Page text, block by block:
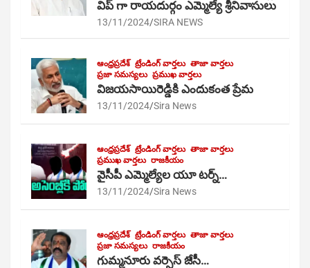
విప్ గా రాయదుర్గం ఎమ్మెల్యే శ్రీనివాసులు
13/11/2024 SIRA NEWS
ఆంధ్రప్రదేశ్ ట్రేండింగ్ వార్తలు తాజా వార్తలు
ప్రజా సమస్యలు ప్రముఖ వార్తలు
విజయసాయిరెడ్డికి ఎందుకంత ప్రేమ
13/11/2024 Sira News
ఆంధ్రప్రదేశ్ ట్రేండింగ్ వార్తలు తాజా వార్తలు
ప్రముఖ వార్తలు రాజకీయం
వైసీపీ ఎమ్మెల్యేల యూ టర్న్…
13/11/2024 Sira News
ఆంధ్రప్రదేశ్ ట్రేండింగ్ వార్తలు తాజా వార్తలు
ప్రజా సమస్యలు రాజకీయం
గుమ్మనూరు వర్సెస్ జేసీ…